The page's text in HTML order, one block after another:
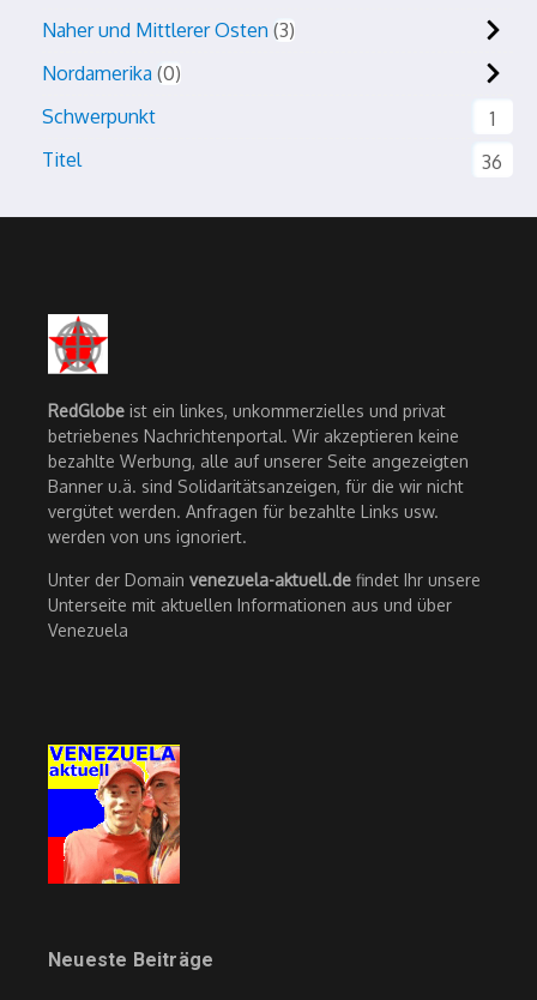
Naher und Mittlerer Osten 3
Nordamerika 0
Schwerpunkt
1
Titel
36
RedGlobe ist ein linkes, unkommerzielles und privat
betriebenes Nachrichtenportal. Wir akzeptieren keine
bezahlte Werbung, alle auf unserer Seite angezeigten
Banner u.ä. sind Solidaritätsanzeigen, für die wir nicht
vergütet werden. Anfragen für bezahlte Links usw.
werden von uns ignoriert.
Unter der Domain venezuela-aktuell.de findet Ihr unsere
Unterseite mit aktuellen Informationen aus und über
Venezuela
Neueste Beiträge